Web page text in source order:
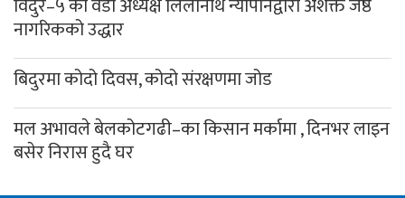
विदुर–५ का वडा अध्यक्ष लिलानाथ न्यौपानेद्वारा अशक्त जेष्ठ
नागरिकको उद्धार
बिदुरमा कोदो दिवस, कोदो संरक्षणमा जोड
मल अभावले बेलकोटगढी–का किसान मर्कामा , दिनभर लाइन
बसेर निरास हुदै घर